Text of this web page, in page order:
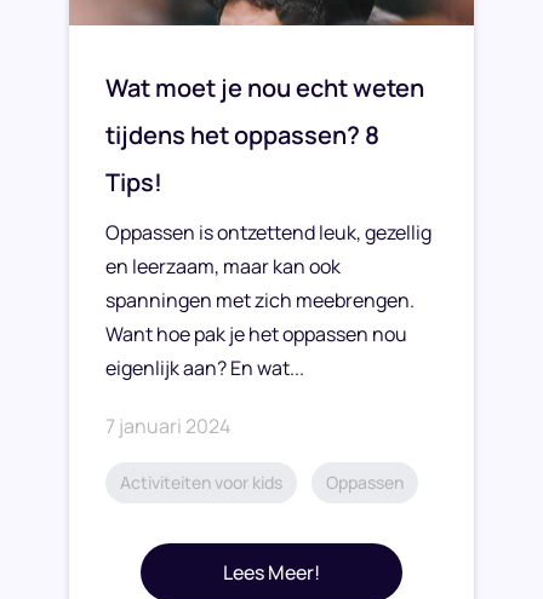
Wat moet je nou echt weten
tijdens het oppassen? 8
Tips!
Oppassen is ontzettend leuk, gezellig
en leerzaam, maar kan ook
spanningen met zich meebrengen.
Want hoe pak je het oppassen nou
eigenlijk aan? En wat...
7 januari 2024
Activiteiten voor kids Oppassen
Lees Meer!